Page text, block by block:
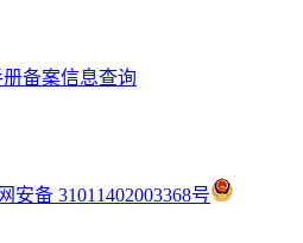
册备案信息查询
安备 31011402003368号